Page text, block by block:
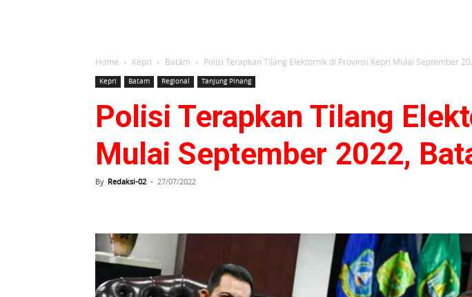
Home Kepri Batam Polisi Terapkan Tilang Elektornik di Provinsi Kepri Mulai September
Kepri Batam Regional Tanjung Pinang
Polisi Terapkan Tilang
Mulai September 2022,
By Redaksi-02 - 27/07/2022